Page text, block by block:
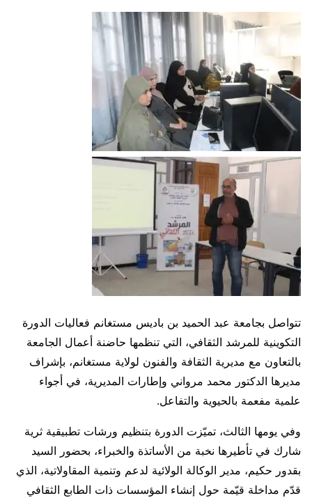
تتواصل بجامعة عبد الحميد بن باديس مستغانم فعاليات الدورة
التكوينية للمرشد الثقافي، التي تنظمها حاضنة أعمال الجامعة
بالتعاون مع مديرية الثقافة والفنون لولاية مستغانم، بإشراف
مديرها الدكتور محمد مرواني وإطارات المديرية، في أجواء
علمية مفعمة بالحيوية والتفاعل.
وفي يومها الثالث، تميّزت الدورة بتنظيم ورشات تطبيقية ثرية
شارك في تأطيرها نخبة من الأساتذة والخبراء، بحضور السيد
بقدور حكيم، مدير الوكالة الولائية لدعم وتنمية المقاولاتية، الذي
قدّم مداخلة قيّمة حول إنشاء المؤسسات ذات الطابع الثقافي